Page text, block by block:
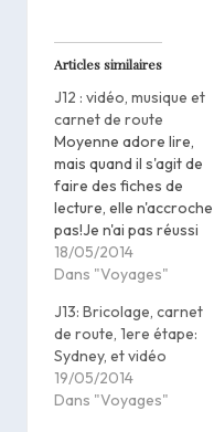
Articles similaires
J12 : vidéo, musique et
carnet de route
Moyenne adore lire,
mais quand il s'agit de
faire des fiches de
lecture, elle n'accroche
pas!Je n'ai pas réussi
non plus à lui faire
faire les mots croisés
schoolers, mais je ne
désespère pas! ;-)Par
contre, elle a bien
voulu regarder Les
petits Einstein sur
18/05/2014
Dans "Voyages"
J13: Bricolage, carnet
de route, 1ere étape:
Sydney, et vidéo
19/05/2014
Dans "Voyages"